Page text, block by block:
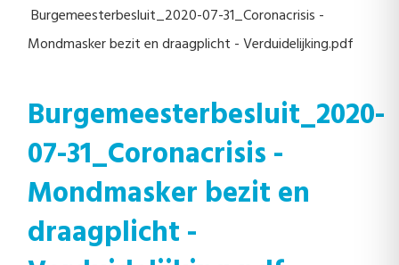
Burgemeesterbesluit_2020-07-31_Coronacrisis -
Mondmasker bezit en draagplicht - Verduidelijking.pdf
Burgemeesterbesluit_2020-
07-31_Coronacrisis -
Mondmasker bezit en
draagplicht -